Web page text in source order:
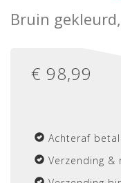
Bruin
€ 98,99
Achteraf
Verzending &